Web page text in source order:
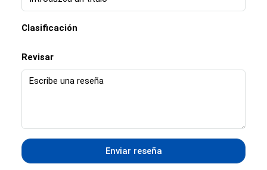
Clasificación
Revisar
Enviar reseña